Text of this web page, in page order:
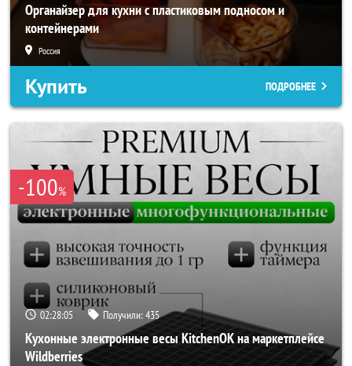
Органайзер для кухни с пластиковым подносом и
контейнерами
Россия
Купить ПОДРОБНЕЕ
-100%
02:28:04 Получили:435
Кухонные электронные весы KitchenOK на маркетплейсе
Wildberries